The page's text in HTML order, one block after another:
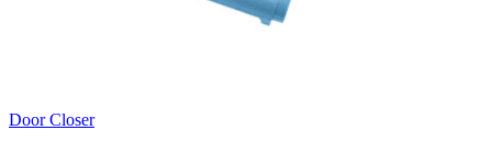
Door Closer